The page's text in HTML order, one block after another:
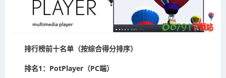
排行榜前十名单（按综合得分排序）
排名1：PotPlayer（PC端）